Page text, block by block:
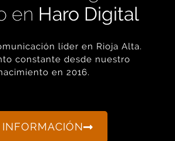
en Haro Digital
líder en Rioja Alta.
constante desde nuestro
en 2016.
INFORMACIÓN